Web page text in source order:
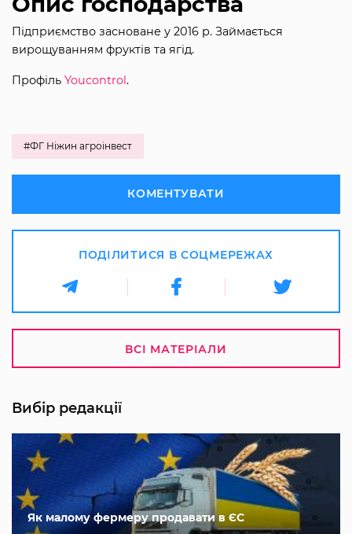
Підприємство засноване у 2016 р. Займається
вирощуванням фруктів та ягід.
Профіль Youcontrol.
#ФГ Ніжин агроінвест
КОМЕНТУВАТИ
ПОДІЛИТИСЯ В СОЦМЕРЕЖАХ
ВСІ МАТЕРІАЛИ
Вибір редакції
Як малому фермеру продавати в ЄС